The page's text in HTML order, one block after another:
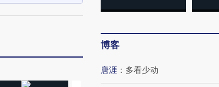
博客
唐涯 ： 多看少动